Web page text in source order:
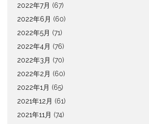
2022年7月 (67)
2022年6月 (60)
2022年5月 (71)
2022年4月 (76)
2022年3月 (70)
2022年2月 (60)
2022年1月 (65)
2021年12月 (61)
2021年11月 (74)